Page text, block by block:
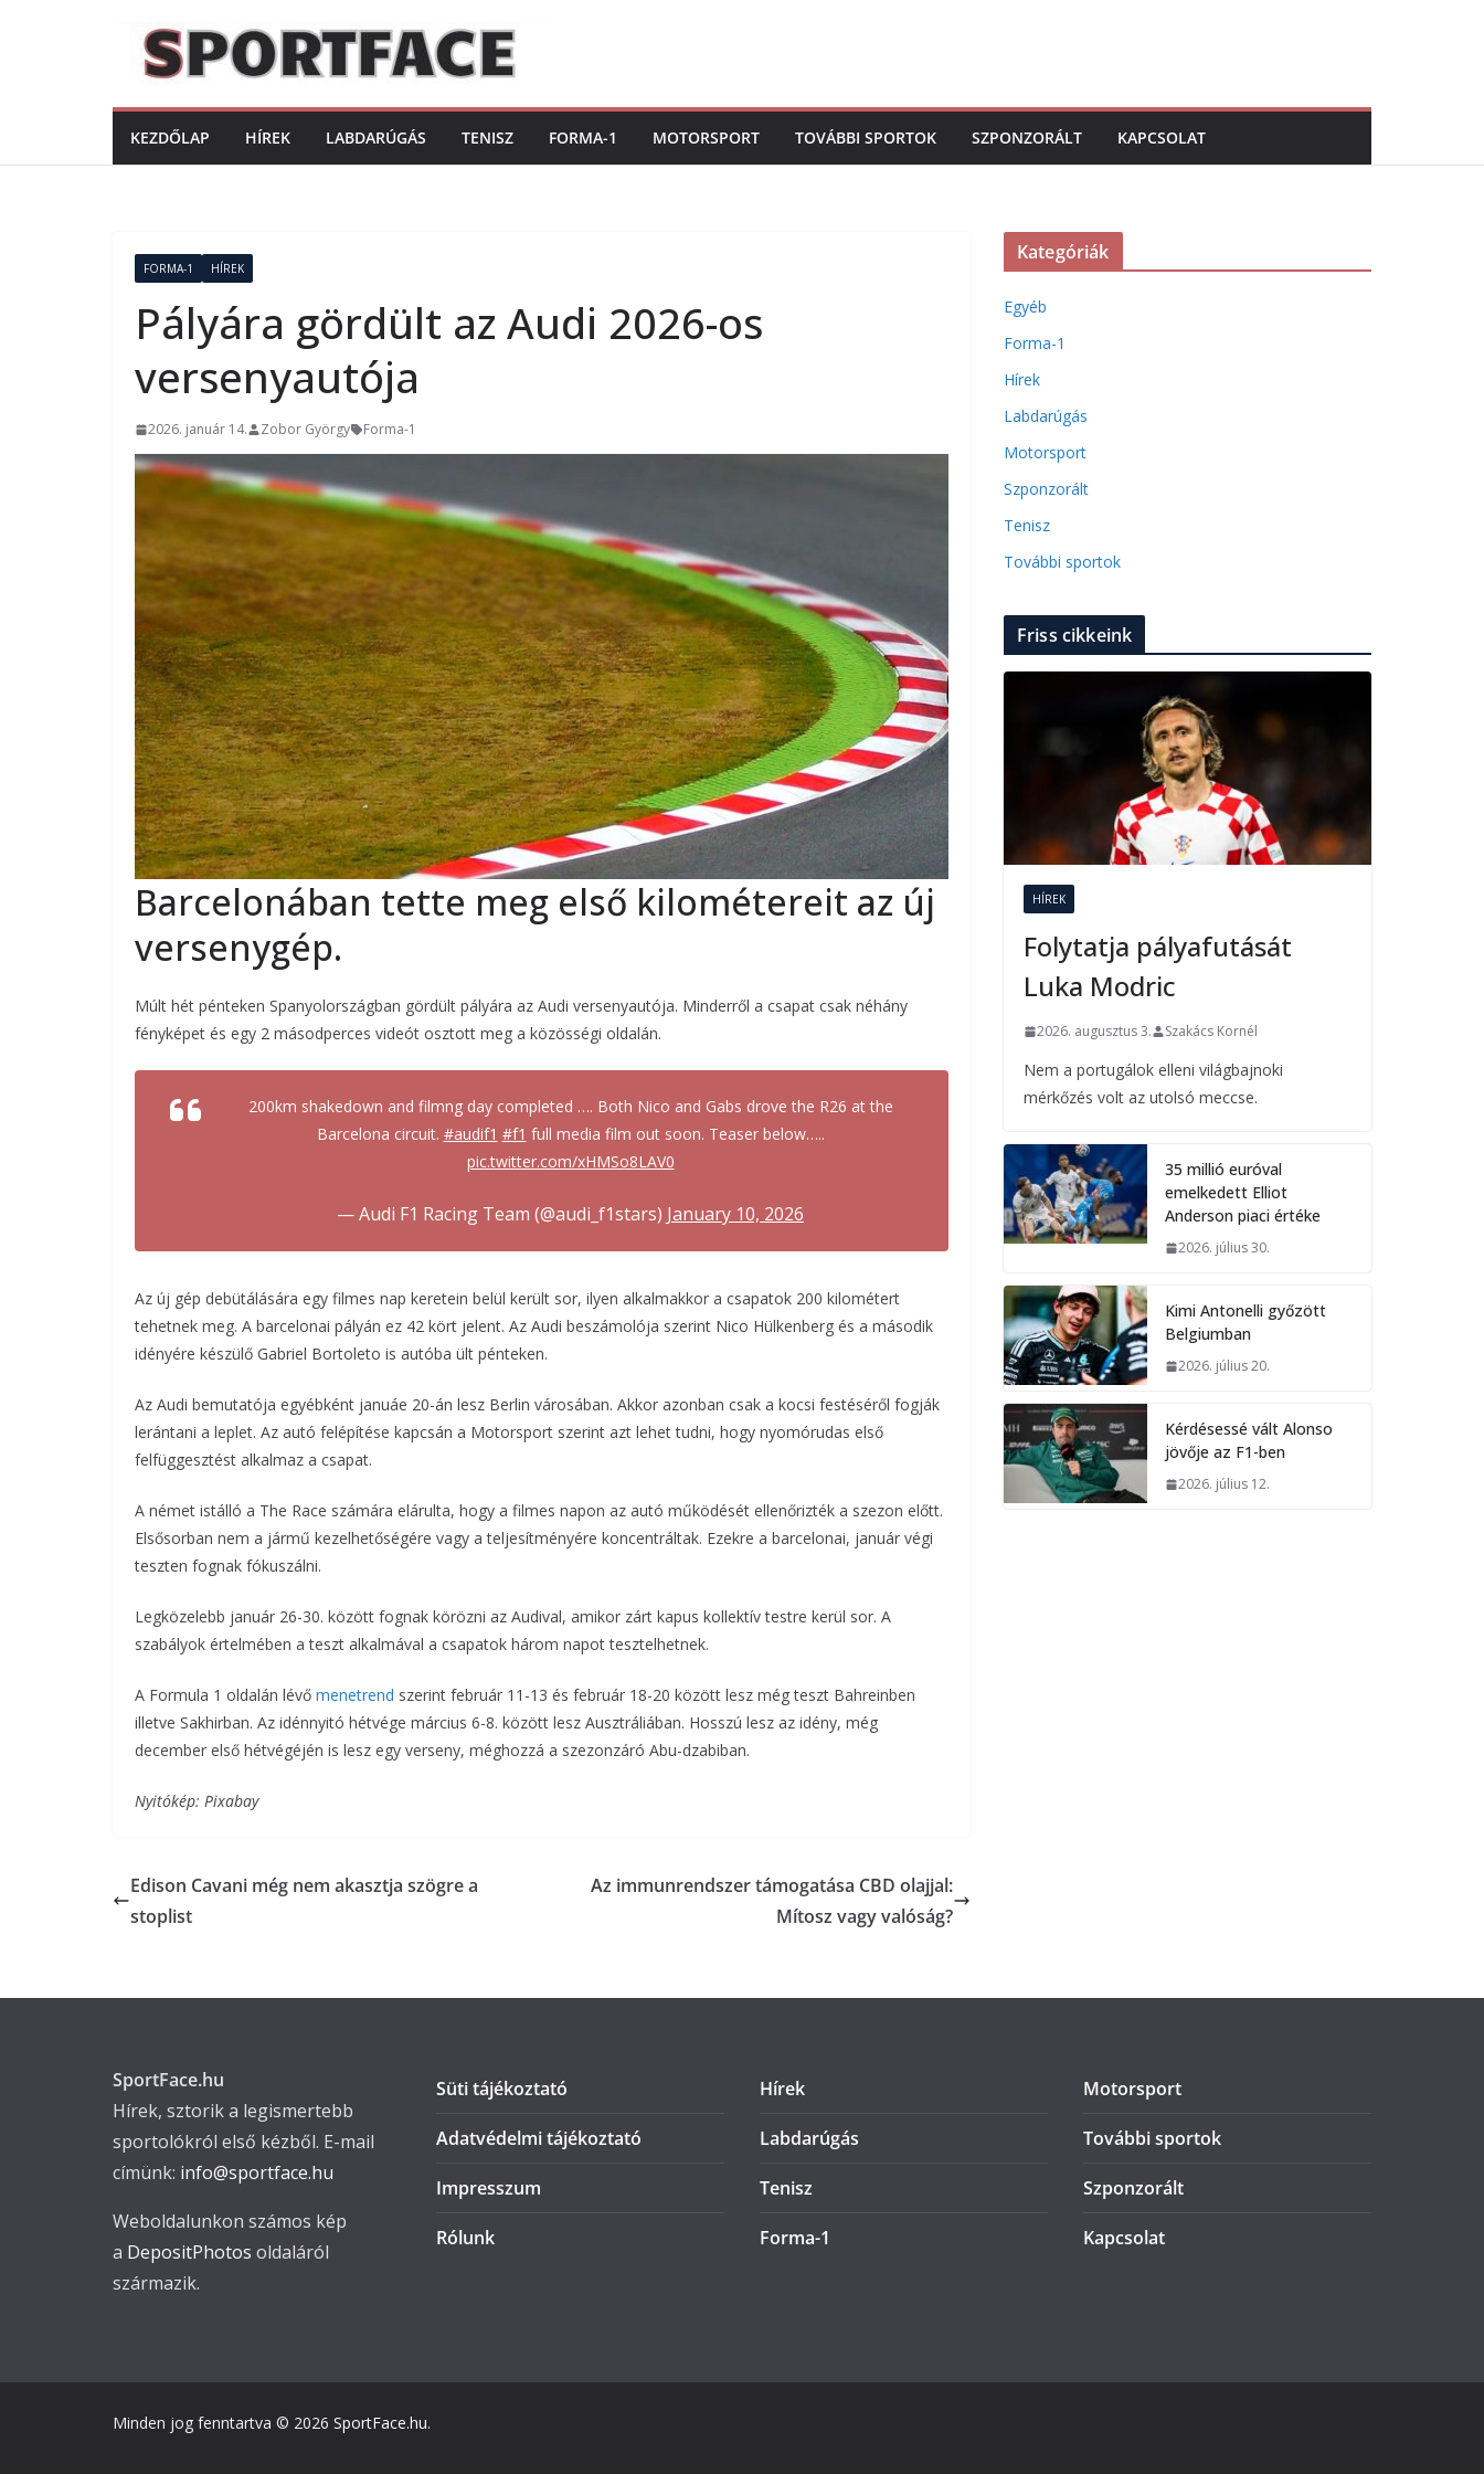
KEZDŐLAP HÍREK LABDARÚGÁS TENISZ FORMA-1 MOTORSPORT TOVÁBBI SPORTOK SZPONZORÁLT KAPCSOLAT
FORMA-1 HÍREK
Pályára gördült az Audi 2026-os
versenyautója
2026. január 14. Zobor György Forma-1
Barcelonában tette meg első kilométereit az új
versenygép.
Múlt hét pénteken Spanyolországban gördült pályára az Audi versenyautója. Minderről a csapat csak néhány
fényképet és egy 2 másodperces videót osztott meg a közösségi oldalán.
200km shakedown and filmng day completed …. Both Nico and Gabs drove the R26 at the
Barcelona circuit. #audif1 #f1 full media film out soon. Teaser below…..
pic.twitter.com/xHMSo8LAV0
— Audi F1 Racing Team (@audi_f1stars) January 10, 2026
Az új gép debütálására egy filmes nap keretein belül került sor, ilyen alkalmakkor a csapatok 200 kilométert
tehetnek meg. A barcelonai pályán ez 42 kört jelent. Az Audi beszámolója szerint Nico Hülkenberg és a második
idényére készülő Gabriel Bortoleto is autóba ült pénteken.
Az Audi bemutatója egyébként januáe 20-án lesz Berlin városában. Akkor azonban csak a kocsi festéséről fogják
lerántani a leplet. Az autó felépítése kapcsán a Motorsport szerint azt lehet tudni, hogy nyomórudas első
felfüggesztést alkalmaz a csapat.
A német istálló a The Race számára elárulta, hogy a filmes napon az autó működését ellenőrizték a szezon előtt.
Elsősorban nem a jármű kezelhetőségére vagy a teljesítményére koncentráltak. Ezekre a barcelonai, január végi
teszten fognak fókuszálni.
Legközelebb január 26-30. között fognak körözni az Audival, amikor zárt kapus kollektív testre kerül sor. A
szabályok értelmében a teszt alkalmával a csapatok három napot tesztelhetnek.
A Formula 1 oldalán lévő menetrend szerint február 11-13 és február 18-20 között lesz még teszt Bahreinben
illetve Sakhirban. Az idénnyitó hétvége március 6-8. között lesz Ausztráliában. Hosszú lesz az idény, még
december első hétvégéjén is lesz egy verseny, méghozzá a szezonzáró Abu-dzabiban.
Nyitókép: Pixabay
Edison Cavani még nem akasztja szögre a
stoplist
Az immunrendszer támogatása CBD olajjal:
Mítosz vagy valóság?
Kategóriák
Egyéb
Forma-1
Hírek
Labdarúgás
Motorsport
Szponzorált
Tenisz
További sportok
Friss cikkeink
HÍREK
Folytatja pályafutását
Luka Modric
2026. augusztus 3. Szakács Kornél
Nem a portugálok elleni világbajnoki
mérkőzés volt az utolsó meccse.
35 millió euróval
emelkedett Elliot
Anderson piaci értéke
2026. július 30.
Kimi Antonelli győzött
Belgiumban
2026. július 20.
Kérdésessé vált Alonso
jövője az F1-ben
2026. július 12.
SportFace.hu
Hírek, sztorik a legismertebb
sportolókról első kézből. E-mail
címünk: info@sportface.hu
Weboldalunkon számos kép
a DepositPhotos oldaláról
származik.
Süti tájékoztató
Adatvédelmi tájékoztató
Impresszum
Rólunk
Hírek
Labdarúgás
Tenisz
Forma-1
Motorsport
További sportok
Szponzorált
Kapcsolat
Minden jog fenntartva © 2026 SportFace.hu.